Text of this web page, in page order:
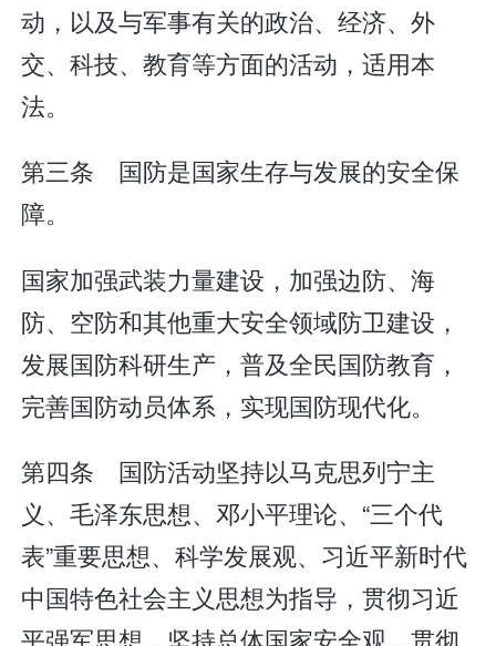
动，以及与军事有关的政治、经济、外
交、科技、教育等方面的活动，适用本
法。
第三条 国防是国家生存与发展的安全保
障。
国家加强武装力量建设，加强边防、海
防、空防和其他重大安全领域防卫建设，
发展国防科研生产，普及全民国防教育，
完善国防动员体系，实现国防现代化。
第四条 国防活动坚持以马克思列宁主
义、毛泽东思想、邓小平理论、“三个代
表”重要思想、科学发展观、习近平新时代
中国特色社会主义思想为指导，贯彻习近